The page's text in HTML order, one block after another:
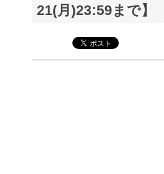
21(月)23:59まで】